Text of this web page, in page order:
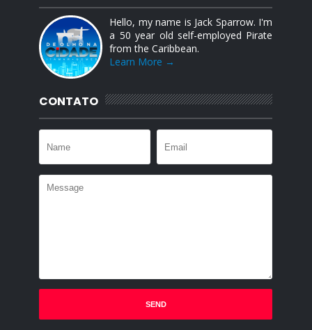
Hello, my name is Jack Sparrow. I'm
a 50 year old self-employed Pirate
from the Caribbean.
Learn More →
CONTATO